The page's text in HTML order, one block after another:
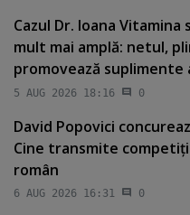
Cazul Dr. Ioana
mult mai amplă: netul,
promovează suplimente
5 AUG 2026 18:16 0
David Popovici
Cine transmite
român
6 AUG 2026 16:31 0